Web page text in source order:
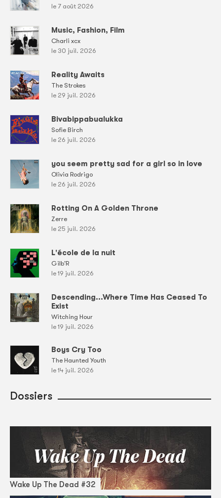
le 7 août 2026
Music, Fashion, Film
Charli xcx
le 30 juil. 2026
Reality Awaits
The Strokes
le 29 juil. 2026
Bivabippabualukka
Sofie Birch
le 26 juil. 2026
you seem pretty sad for a girl so in love
Olivia Rodrigo
le 26 juil. 2026
Rotting On A Golden Throne
Zerre
le 25 juil. 2026
L'école de la nuit
Gilb'R
le 19 juil. 2026
Descending...Where Time Has Ceased To
Exist
Witching Hour
le 19 juil. 2026
Boys Cry Too
The Haunted Youth
le 14 juil. 2026
Dossiers
Wake Up The Dead #32